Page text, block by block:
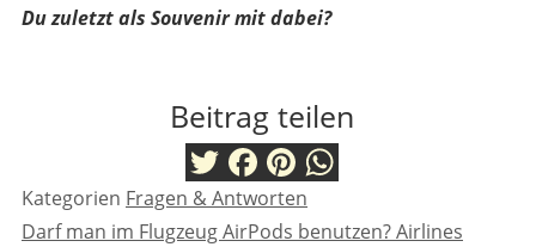
Du zuletzt als Souvenir mit dabei?
TwitterFacebook
PinterestWhatsApp
Kategorien Fragen & Antworten
Darf man im Flugzeug AirPods benutzen? Airlines